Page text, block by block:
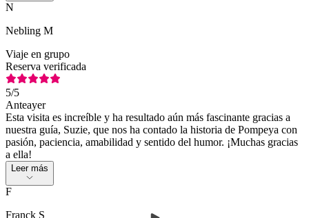
N
Nebling M
Viaje en grupo
Reserva verificada
5/5
Anteayer
Esta visita es increíble y ha resultado aún más fascinante gracias a
nuestra guía, Suzie, que nos ha contado la historia de Pompeya con
pasión, paciencia, amabilidad y sentido del humor. ¡Muchas gracias
a ella!
Leer más
F
Franck S